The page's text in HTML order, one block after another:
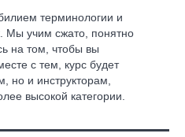
терминологии и
Мы учим сжато, понятно
на том, чтобы вы
с тем, курс будет
но и инструкторам,
высокой категории.